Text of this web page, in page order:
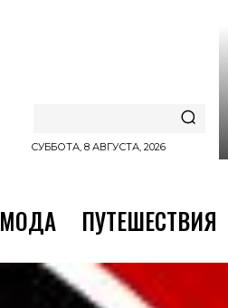
СУББОТА, 8 АВГУСТА, 2026
МОДА ПУТЕШЕСТВИЯ